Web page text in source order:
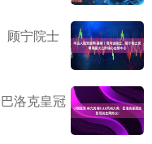
顾宁院士
洛克皇冠